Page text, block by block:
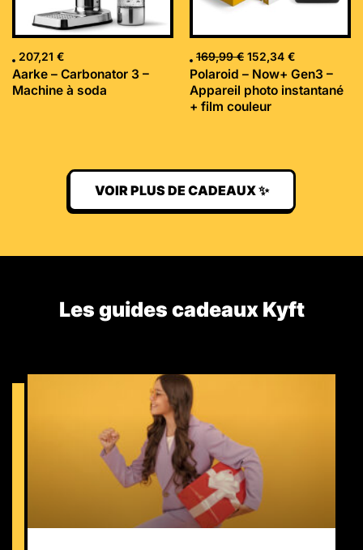
207,21 €
Aarke – Carbonator 3 –
Machine à soda
169,99€ 152,34 €
Polaroid – Now+ Gen3 –
Appareil photo instantané
+ film couleur
VOIR PLUS DE CADEAUX ✨
Les guides cadeaux Kyft​